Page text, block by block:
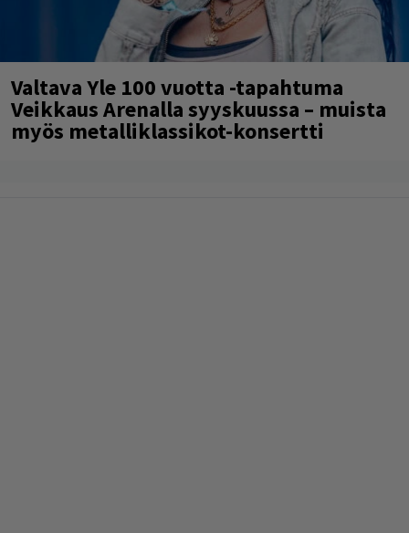
Valtava Yle 100 vuotta -tapahtuma
Veikkaus Arenalla syyskuussa – muista
myös metalliklassikot-konsertti